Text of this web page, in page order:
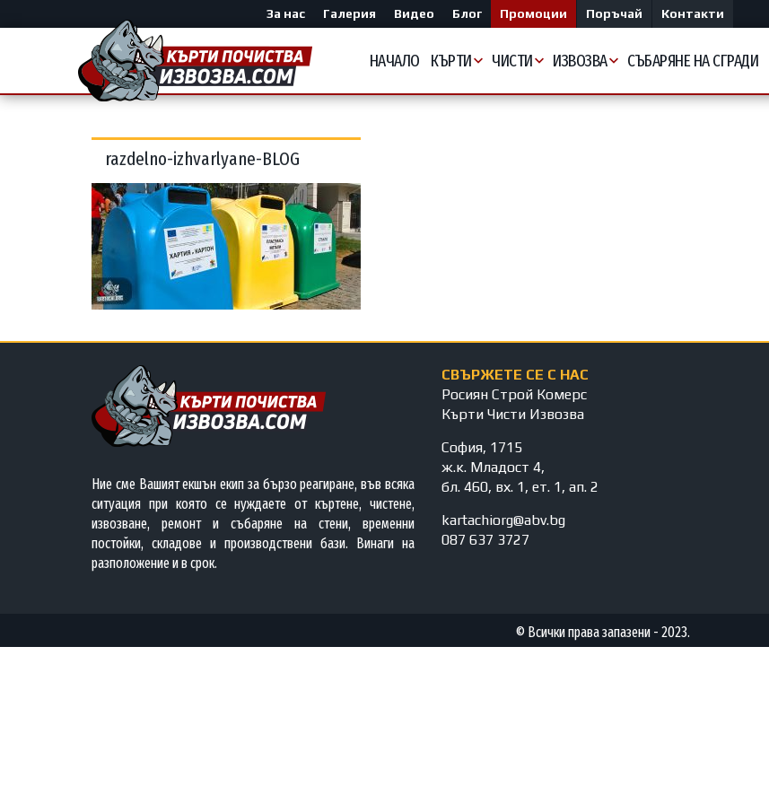
За нас Галерия Видео Блог Промоции Поръчай Контакти
НАЧАЛО КЪРТИ ЧИСТИ ИЗВОЗВА СЪБАРЯНЕ НА СГРАДИ
razdelno-izhvarlyane-BLOG
Ние сме Вашият екшън екип за бързо реагиране, във всяка
ситуация при която се нуждаете от къртене, чистене,
извозване, ремонт и събаряне на стени, временни
постойки, складове и производствени бази. Винаги на
разположение и в срок.
СВЪРЖЕТЕ СЕ С НАС
Росиян Строй Комерс
Кърти Чисти Извозва
София, 1715
ж.к. Младост 4,
бл. 460, вх. 1, ет. 1, ап. 2
kartachiorg@abv.bg
087 637 3727
© Всички права запазени - 2023.